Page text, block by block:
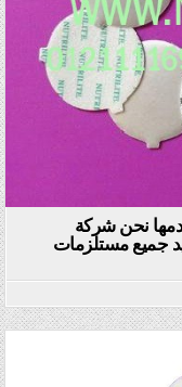
نحن شركة
جميع مستلزمات